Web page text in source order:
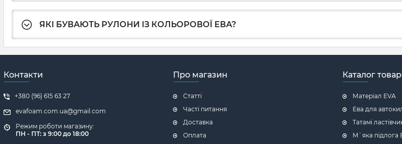
ЯКІ БУВАЮТЬ РУЛОНИ ІЗ КОЛЬОРОВОЇ ЕВА?
Контакти
+380 (96) 615 63 27
evafoam.com.ua@gmail.com
Режим роботи магазину:
ПН - ПТ: з 9:00 до 18:00
Про магазин
Статті
Часті питання
Доставка
Оплата
Каталог
Матеріал EVA
Ева для
Татамі
М`яка підлога